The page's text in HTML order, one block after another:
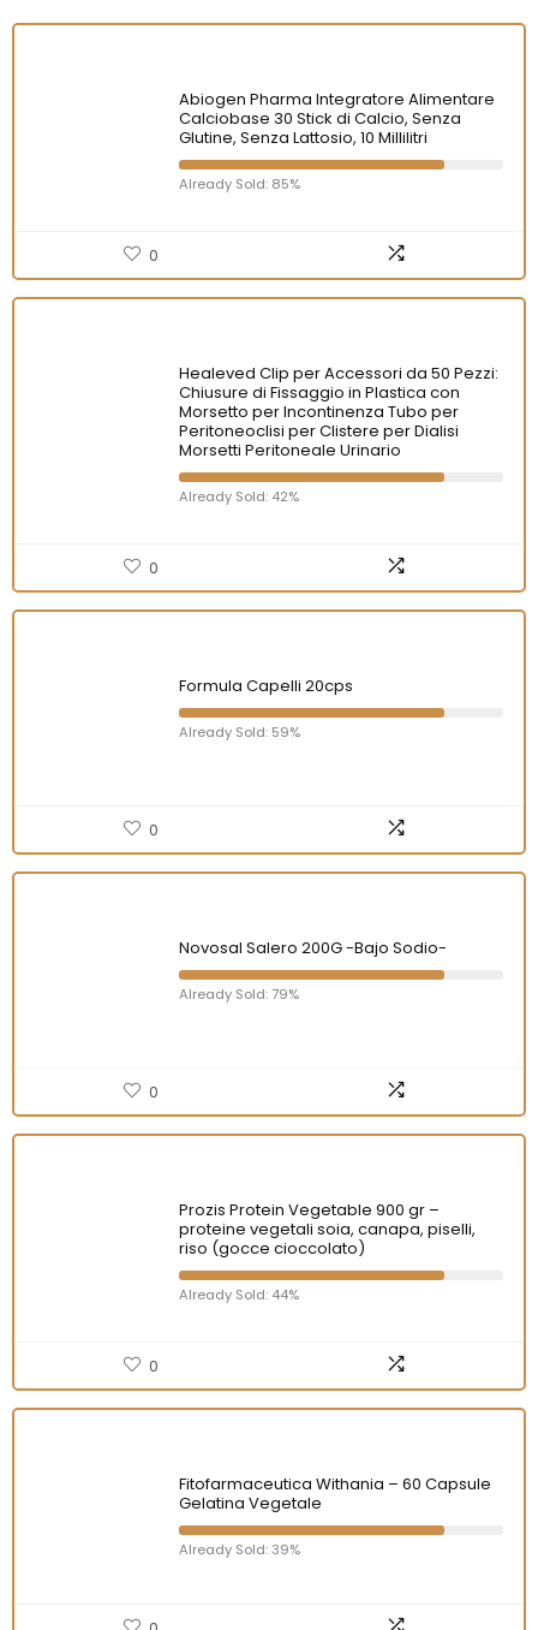
Abiogen Pharma Integratore Alimentare
Calciobase 30 Stick di Calcio, Senza
Glutine, Senza Lattosio, 10 Millilitri
Already Sold: 85%
0
Healeved Clip per Accessori da 50 Pezzi:
Chiusure di Fissaggio in Plastica con
Morsetto per Incontinenza Tubo per
Peritoneoclisi per Clistere per Dialisi
Morsetti Peritoneale Urinario
Already Sold: 42%
0
Formula Capelli 20cps
Already Sold: 59%
0
Novosal Salero 200G -Bajo Sodio-
Already Sold: 79%
0
Prozis Protein Vegetable 900 gr –
proteine vegetali soia, canapa, piselli,
riso (gocce cioccolato)
Already Sold: 44%
0
Fitofarmaceutica Withania – 60 Capsule
Gelatina Vegetale
Already Sold: 39%